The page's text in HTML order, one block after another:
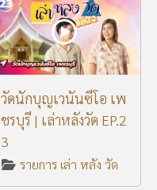
วัดนักบุญเวนันซีโอ เพ
ชรบุรี | เล่าหลังวัด EP.2
3
รายการ เล่า หลัง วัด